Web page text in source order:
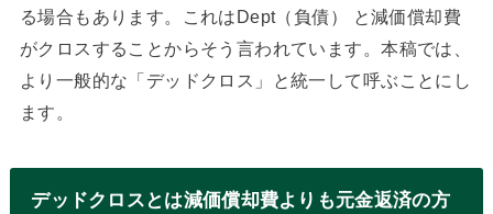
る場合もあります。これはDept（負債） と減価償却費
がクロスすることからそう言われています。本稿では、
より一般的な「デッドクロス」と統一して呼ぶことにし
ます。
デッドクロスとは減価償却費よりも元金返済の方